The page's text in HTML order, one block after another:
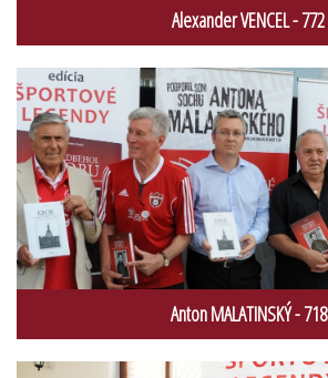
Alexander VENCEL - 772
Anton MALATINSKÝ - 718